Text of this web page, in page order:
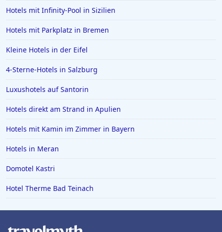
4-Sterne-Hotels auf Madeira
4-Sterne-Hotels in Prag
Hotels mit Infinity-Pool in Sizilien
Hotels mit Parkplatz in Bremen
Kleine Hotels in der Eifel
4-Sterne-Hotels in Salzburg
Luxushotels auf Santorin
Hotels direkt am Strand in Apulien
Hotels mit Kamin im Zimmer in Bayern
Hotels in Meran
Domotel Kastri
Hotel Therme Bad Teinach